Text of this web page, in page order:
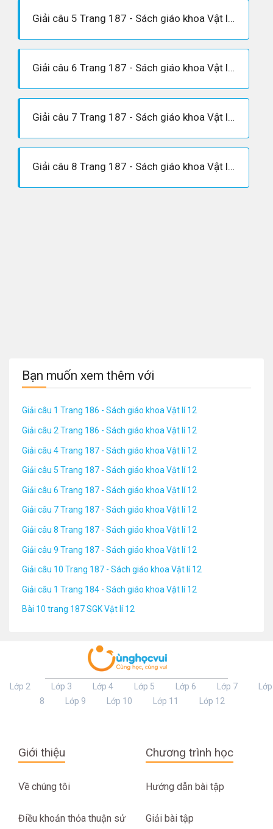
Giải câu 5 Trang 187 - Sách giáo khoa Vật lí 12
Giải câu 6 Trang 187 - Sách giáo khoa Vật lí 12
Giải câu 7 Trang 187 - Sách giáo khoa Vật lí 12
Giải câu 8 Trang 187 - Sách giáo khoa Vật lí 12
Bạn muốn xem thêm với
Giải câu 1 Trang 186 - Sách giáo khoa Vật lí 12
Giải câu 2 Trang 186 - Sách giáo khoa Vật lí 12
Giải câu 4 Trang 187 - Sách giáo khoa Vật lí 12
Giải câu 5 Trang 187 - Sách giáo khoa Vật lí 12
Giải câu 6 Trang 187 - Sách giáo khoa Vật lí 12
Giải câu 7 Trang 187 - Sách giáo khoa Vật lí 12
Giải câu 8 Trang 187 - Sách giáo khoa Vật lí 12
Giải câu 9 Trang 187 - Sách giáo khoa Vật lí 12
Giải câu 10 Trang 187 - Sách giáo khoa Vật lí 12
Giải câu 1 Trang 184 - Sách giáo khoa Vật lí 12
Bài 10 trang 187 SGK Vật lí 12
Lớp 2 Lớp 3 Lớp 4 Lớp 5 Lớp 6 Lớp 7
Lớp
8
Lớp 9 Lớp 10 Lớp 11 Lớp 12
Giới thiệu
Về chúng tôi
Điều khoản thỏa thuận sử
Chương trình học
Hướng dẫn bài tập
Giải bài tập